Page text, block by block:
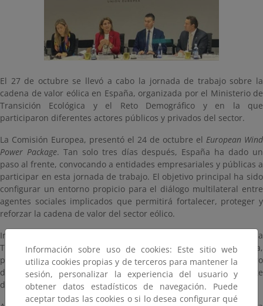
El 27 de octubre se llevó a cabo la jornada de trabajo sobre la
cadena de valor eólica en España, organizada por el Ministerio de
Transición Ecológica y el Reto Demográfico y en la que
participaron diferentes actores públicos y privados del sector.
La Comisión Europea, presentó el 24 de octubre el European Wind
Power Package. Tan solo tres días después, España ha dado un
paso al frente, convocando a entidades empresariales y públicas a
participar en esta jornada de trabajo. El objetivo principal ha sido
configurar un entorno propicio para el diálogo multilateral entre
agentes sociales implicados que permitirá fortalecer, proteger y
reforzar la cadena de valor del sector eólico.
Inauguró el acto la Vicepresidenta Tercera y Ministra para la
Transición Ecológica y el Reto Demográfico, Teresa Ribera,
participando también en la presentación de la jornada el ministro
de Industria, Comercio y Turismo, Héctor Gómez y el presidente
de la Asociación Empresarial Eólica, Juan Diego Díaz.
Información sobre uso de cookies: Este sitio web
utiliza cookies propias y de terceros para mantener la
sesión, personalizar la experiencia del usuario y
obtener datos estadísticos de navegación. Puede
aceptar todas las cookies o si lo desea configurar qué